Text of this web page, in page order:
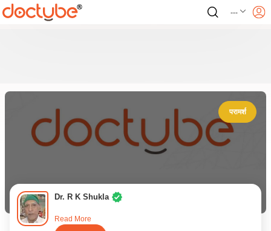
---
परामर्श
Dr. R K Shukla
Read More